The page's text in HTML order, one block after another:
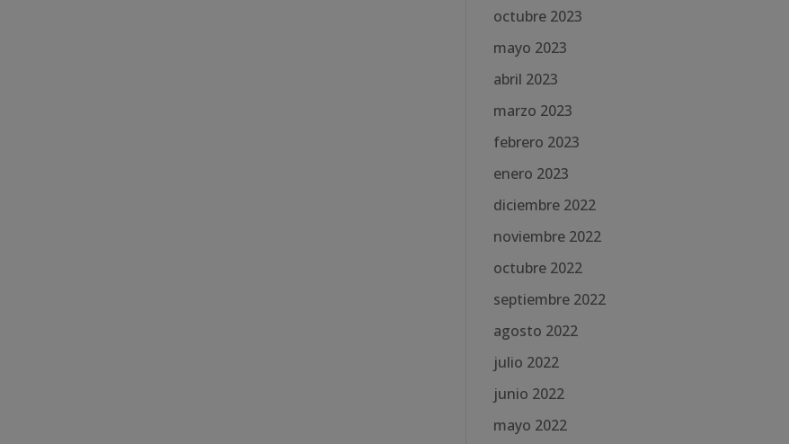
octubre 2023
mayo 2023
abril 2023
marzo 2023
febrero 2023
enero 2023
diciembre 2022
noviembre 2022
octubre 2022
septiembre 2022
agosto 2022
julio 2022
junio 2022
mayo 2022